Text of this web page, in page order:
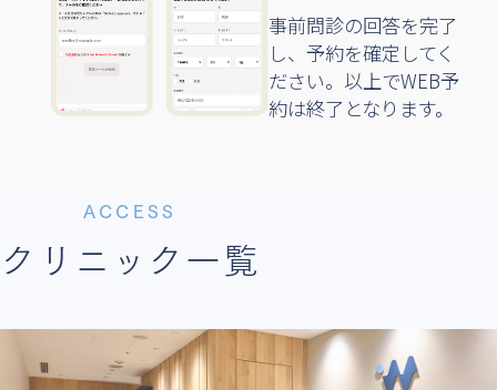
事前問診の回答を完了
し、予約を確定してく
ださい。以上でWEB予
約は終了となります。
STEP3
必要情報の入力
ACCESS
クリニック一覧